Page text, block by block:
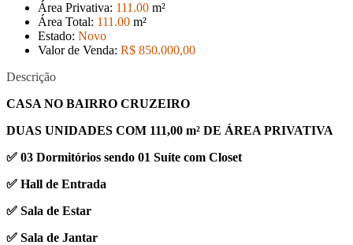
Área Privativa: 111 .00 m²
Área Total: 111 .00 m²
Estado: Novo
Valor de Venda: R$ 850.000,00
Descrição
CASA NO BAIRRO CRUZEIRO
DUAS UNIDADES COM 111,00 m² DE ÁREA PRIVATIVA
✅ 03 Dormitórios sendo 01 Suíte com Closet
✅ Hall de Entrada
✅ Sala de Estar
✅ Sala de Jantar